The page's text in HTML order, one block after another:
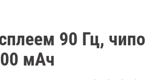
90 Гц,
мАч